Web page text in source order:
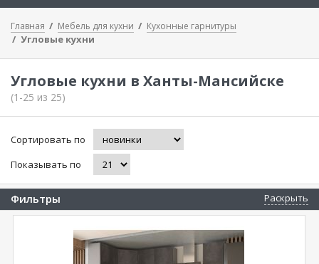
Главная Мебель для кухни Кухонные гарнитуры
Угловые кухни
Угловые кухни в Ханты-Мансийске
(1-25 из 25)
Сортировать по
Показывать по
Фильтры Раскрыть